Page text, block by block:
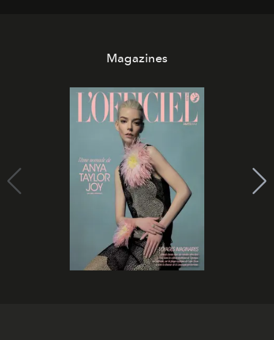
Magazines